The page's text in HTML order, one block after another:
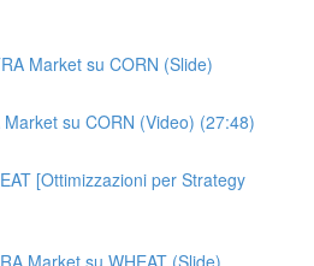
Market su CORN (Slide)
su CORN (Video) (27:48)
[Ottimizzazioni per Strategy
Market su WHEAT (Slide)